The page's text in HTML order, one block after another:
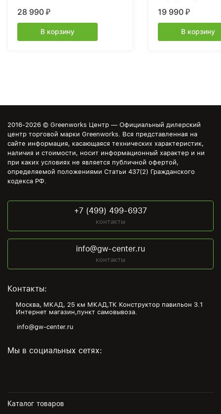
28 990 ₽
В корзину
и ЗУ
19 990 ₽
В корзину
2016-2026 © Greenworks Центр — Официальный дилерский
центр торговой марки Greenworks. Вся представленная на
сайте информация, касающаяся технических характеристик,
наличия и стоимости, носит информационный характер и ни
при каких условиях не является публичной офертой,
определяемой положениями Статьи 437(2) Гражданского
кодекса РФ.
+7 (499) 499-6937
контакты
info@gw-center.ru
контакты
Контакты:
Москва, МКАД, 25 км МКАД,ТК Конструктор павильон З.1
Интернет магазин,пункт самовывоза.
info@gw-center.ru
Мы в социальных сетях:
Каталог товаров